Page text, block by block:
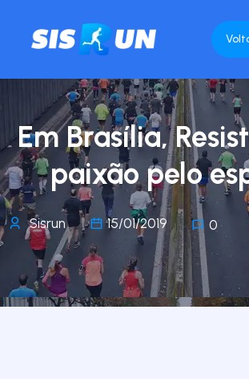
Em Brasília,
paixão pelo
Sisrun 15/01/2019 0